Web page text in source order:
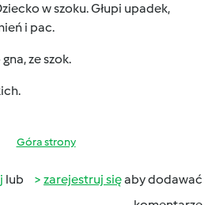
w szoku. Głupi upadek,
i pac.
ze szok.
Góra strony
lub zarejestruj sięaby dodawać